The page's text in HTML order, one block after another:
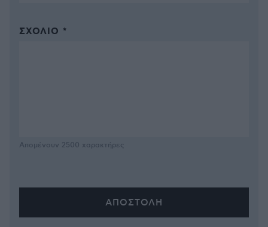
ΣΧΌΛΙΟ *
Απομένουν 2500 χαρακτήρες